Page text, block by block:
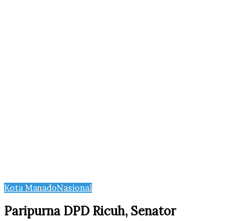
Kota ManadoNasional
Paripurna DPD Ricuh, Senator